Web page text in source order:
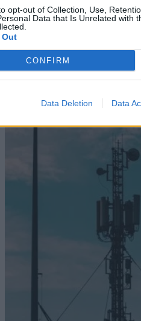
opt-out of Collection, Use,
Data that Is Unrelated with
CONFIRM
Data Deletion Data
Technology
Αλλάζει το Skroutz Plus